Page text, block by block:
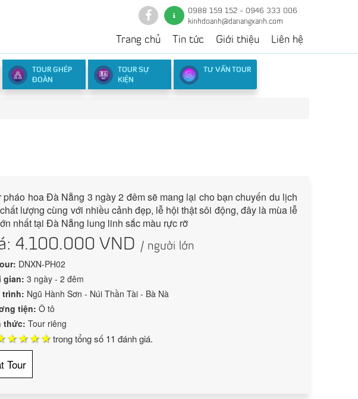
0988 159 152 - 0946 333 006
kinhdoanh@danangxanh.com
Trang chủ Tin tức Giới thiệu Liên hệ
TOUR GHÉP
ĐOÀN
TOUR SỰ
KIỆN
TƯ VẤN TOUR
pháo hoa Đà Nẵng 3 ngày 2 đêm sẽ mang lại cho bạn chuyến du lịch
lượng cùng với nhiều cảnh đẹp, lễ hội thật sôi động, đây là mùa lễ
nhất tại Đà Nẵng lung linh sắc màu rực rỡ
4.100.000 VND / người lớn
DNXN-PH02
gian: 3 ngày - 2 đêm
trình: Ngũ Hành Sơn - Núi Thần Tài - Bà Nà
tiện: Ô tô
thức: Tour riêng
trong tổng số 11 đánh giá.
Tour